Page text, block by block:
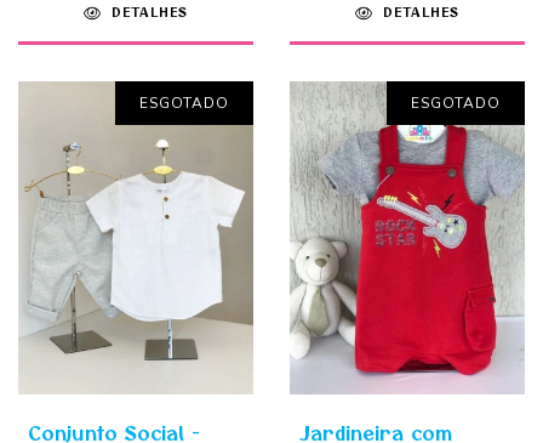
DETALHES DETALHES
ESGOTADO
Conjunto Social -
ESGOTADO
Jardineira com